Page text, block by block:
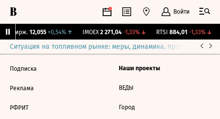
Войти
Бирж. 12,055 +0,54%↑ IMOEX 2 271,04 -1,33%↓ RTSI 884,01 -1,33%↓
Ситуация на топливном рынке: меры, динамика, прогнозы
Подписка
Реклама
РФРИТ
Наши проекты
ВЕДЫ
Город